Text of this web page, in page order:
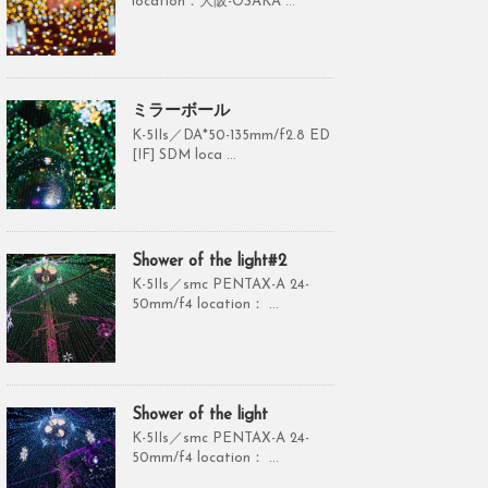
ミラーボール
K-5IIs／DA*50-135mm/f2.8 ED
[IF] SDM loca ...
Shower of the light#2
K-5IIs／smc PENTAX-A 24-
50mm/f4 location： ...
Shower of the light
K-5IIs／smc PENTAX-A 24-
50mm/f4 location： ...